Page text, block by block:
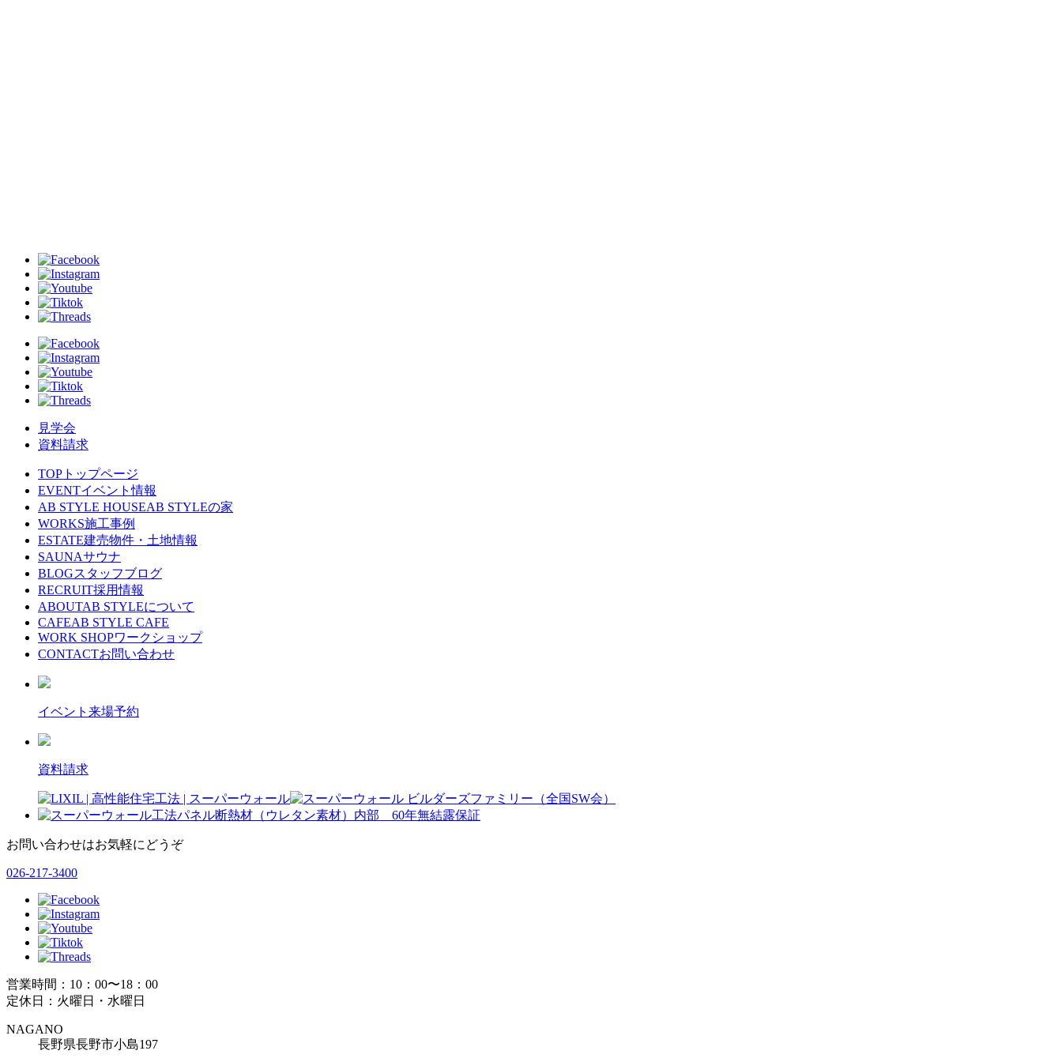
見学会
資料請求
TOP トップページ
EVENTイベント情報
AB STYLE HOUSEAB STYLEの家
WORKS施工事例
ESTATE建売物件・土地情報
SAUNAサウナ
BLOGスタッフブログ
RECRUIT採用情報
ABOUTAB STYLEについて
CAFEAB STYLE CAFE
WORK SHOPワークショップ
CONTACTお問い合わせ
イベント来場予約
資料請求
お問い合わせはお気軽にどうぞ
026-217-3400
営業時間：10：00〜18：00
定休日：火曜日・水曜日
NAGANO
長野県長野市小島197